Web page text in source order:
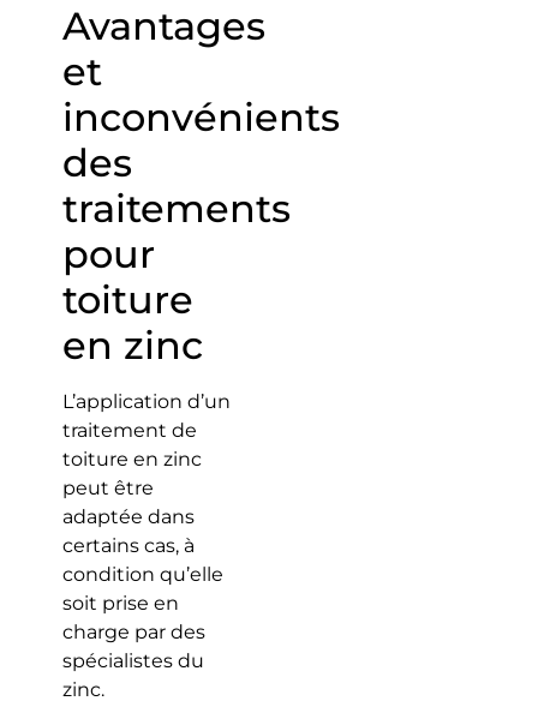
Avantages
et
inconvénients
des
traitements
pour
toiture
en zinc
L’application d’un
traitement de
toiture en zinc
peut être
adaptée dans
certains cas, à
condition qu’elle
soit prise en
charge par des
spécialistes du
zinc.